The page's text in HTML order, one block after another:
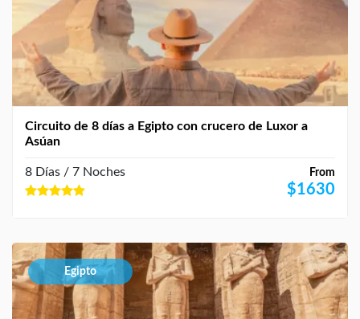
Circuito de 8 días a Egipto con crucero de Luxor a
Asúan
From
$1630
8 Días / 7 Noches
Egipto